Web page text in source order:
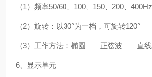
（1）频率50/60、100、150、200、400Hz
（2）旋转：以30°为一档，可旋转120°
（3）工作方法：椭圆——正弦波——直线
6、显示单元